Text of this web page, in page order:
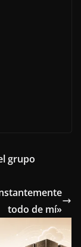
grupo
todo de mí»